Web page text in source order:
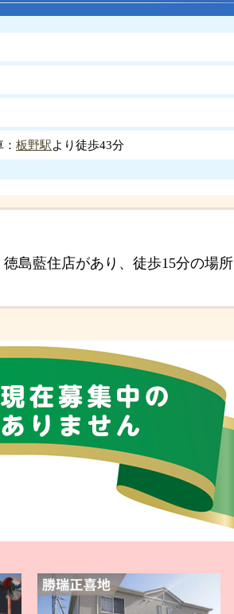
板野駅より徒歩43分
島藍住店があり、徒歩15分の場